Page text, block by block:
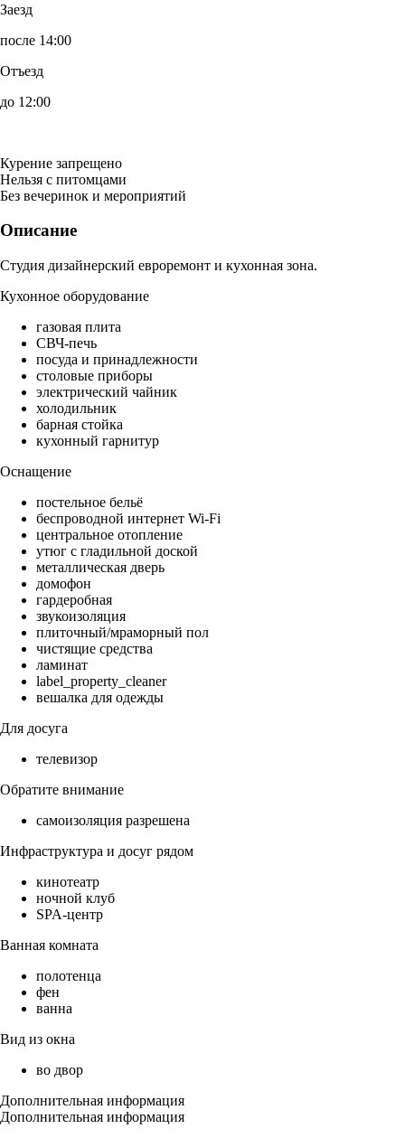
Заезд
после 14:00
Отъезд
до 12:00
Курение запрещено
Нельзя с питомцами
Без вечеринок и мероприятий
Описание
Студия дизайнерский евроремонт и кухонная зона.
Кухонное оборудование
газовая плита
СВЧ-печь
посуда и принадлежности
столовые приборы
электрический чайник
холодильник
барная стойка
кухонный гарнитур
Оснащение
постельное бельё
беспроводной интернет Wi-Fi
центральное отопление
утюг с гладильной доской
металлическая дверь
домофон
гардеробная
звукоизоляция
плиточный/мраморный пол
чистящие средства
ламинат
label_property_cleaner
вешалка для одежды
Для досуга
телевизор
Обратите внимание
самоизоляция разрешена
Инфраструктура и досуг рядом
кинотеатр
ночной клуб
SPA-центр
Ванная комната
полотенца
фен
ванна
Вид из окна
во двор
Дополнительная информация
Дополнительная информация